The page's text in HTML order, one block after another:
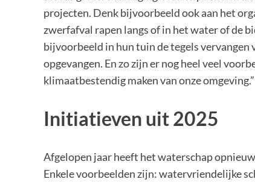
projecten. Denk bijvoorbeeld ook aan het
zwerfafval rapen langs of in het water of de
bijvoorbeeld in hun tuin de tegels
opgevangen. En zo zijn er nog heel veel
klimaatbestendig maken van onze
Initiatieven uit 2025
Afgelopen jaar heeft het waterschap
Enkele voorbeelden zijn: watervriendelijke